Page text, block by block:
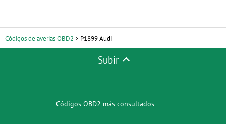
Códigos de averías OBD2 P1899 Audi
Subir
Códigos OBD2 más consultados